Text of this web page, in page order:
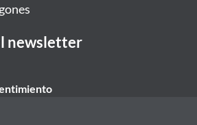
newsletter